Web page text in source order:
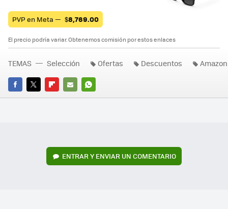
PVP en Meta — $8,769.00
El precio podría variar. Obtenemos comisión por estos enlaces
FACEBOOK
TWITTERFLIPBOARD
E-
WHATSAPP
TEMAS Selección Ofertas Descuentos
ENTRAR Y ENVIAR UN COMENTARIO